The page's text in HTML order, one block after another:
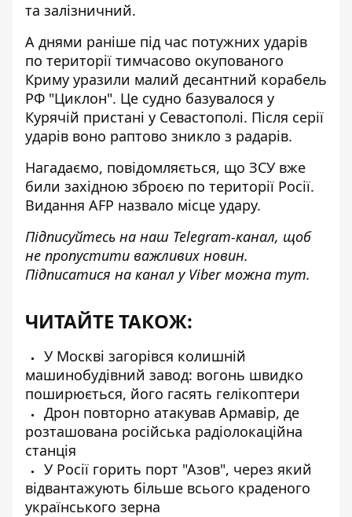
та залізничний.
А днями раніше під час потужних ударів
по території тимчасово окупованого
Криму уразили малий десантний корабель
РФ "Циклон". Це судно базувалося у
Курячій пристані у Севастополі. Після серії
ударів воно раптово зникло з радарів.
Нагадаємо, повідомляється, що ЗСУ вже
били західною зброєю по території Росії.
Видання AFP назвало місце удару.
Підписуйтесь на наш Telegram-канал, щоб
не пропустити важливих новин.
Підписатися на канал у Viber можна тут.
ЧИТАЙТЕ ТАКОЖ:
У Москві загорівся колишній
машинобудівний завод: вогонь швидко
поширюється, його гасять гелікоптери
Дрон повторно атакував Армавір, де
розташована російська радіолокаційна
станція
У Росії горить порт "Азов", через який
відвантажують більше всього краденого
українського зерна